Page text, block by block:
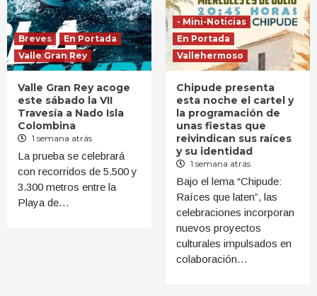
Breves
En Portada
Valle Gran Rey
Valle Gran Rey acoge
este sábado la VII
Travesía a Nado Isla
Colombina
1 semana atrás
La prueba se celebrará
con recorridos de 5.500 y
3.300 metros entre la
Playa de…
- Mini-Noticias
En Portada
Vallehermoso
Chipude presenta
esta noche el cartel y
la programación de
unas fiestas que
reivindican sus raíces
y su identidad
1 semana atrás
Bajo el lema “Chipude:
Raíces que laten”, las
celebraciones incorporan
nuevos proyectos
culturales impulsados en
colaboración…